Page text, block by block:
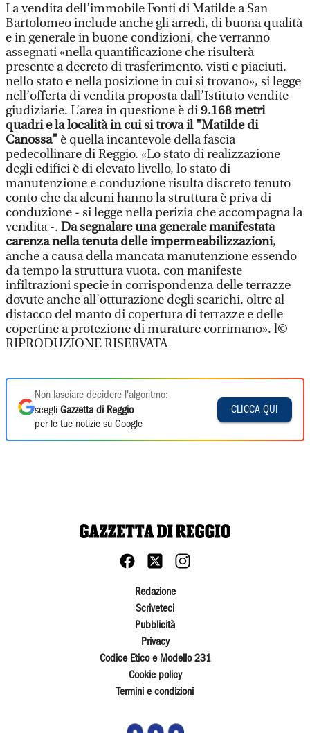
La vendita dell’immobile Fonti di Matilde a San
Bartolomeo include anche gli arredi, di buona qualità
e in generale in buone condizioni, che verranno
assegnati «nella quantificazione che risulterà
presente a decreto di trasferimento, visti e piaciuti,
nello stato e nella posizione in cui si trovano», si legge
nell’offerta di vendita proposta dall’Istituto vendite
giudiziarie. L’area in questione è di9.168 metri
quadri e la località in cui si trova il "Matilde di
Canossa" è quella incantevole della fascia
pedecollinare di Reggio. «Lo stato di realizzazione
degli edifici è di elevato livello, lo stato di
manutenzione e conduzione risulta discreto tenuto
conto che da alcuni hanno la struttura è priva di
conduzione - si legge nella perizia che accompagna la
vendita -. Da segnalare una generale manifestata
carenza nella tenuta delle impermeabilizzazioni,
anche a causa della mancata manutenzione essendo
da tempo la struttura vuota, con manifeste
infiltrazioni specie in corrispondenza delle terrazze
dovute anche all’otturazione degli scarichi, oltre al
distacco del manto di copertura di terrazze e delle
copertine a protezione di murature corrimano». l©
RIPRODUZIONE RISERVATA
Non lasciare decidere l'algoritmo:
scegli Gazzetta di Reggio
per le tue notizie su Google
CLICCA QUI
Redazione
Scriveteci
Pubblicità
Privacy
Codice Etico e Modello 231
Cookie policy
Termini e condizioni